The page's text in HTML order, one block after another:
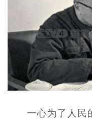
一心为了人民